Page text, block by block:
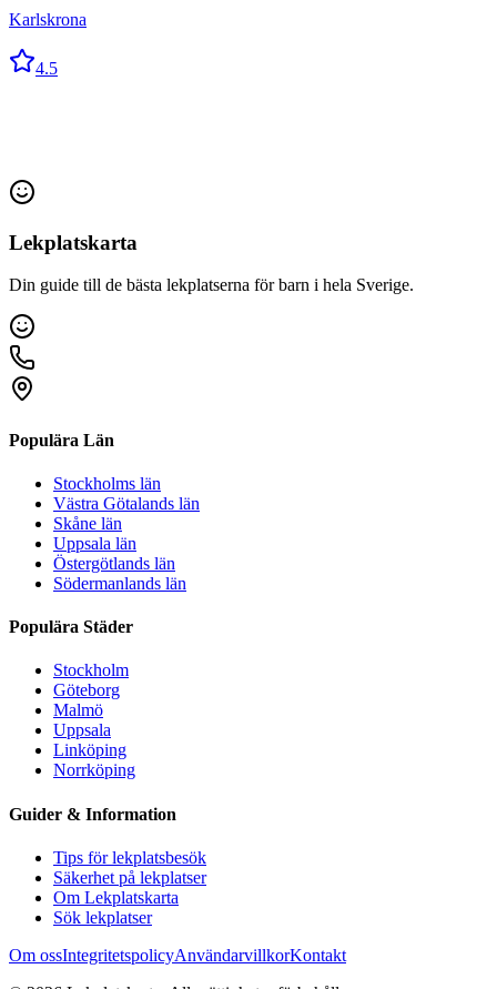
Karlskrona
4.5
Lekplatskarta
Din guide till de bästa lekplatserna för barn i hela Sverige.
Populära Län
Stockholms län
Västra Götalands län
Skåne län
Uppsala län
Östergötlands län
Södermanlands län
Populära Städer
Stockholm
Göteborg
Malmö
Uppsala
Linköping
Norrköping
Guider & Information
Tips för lekplatsbesök
Säkerhet på lekplatser
Om Lekplatskarta
Sök lekplatser
Om ossIntegritetspolicyAnvändarvillkorKontakt